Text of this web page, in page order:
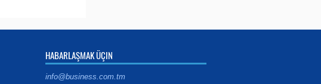
HABARLAŞMAK ÜÇIN
info@business.com.tm